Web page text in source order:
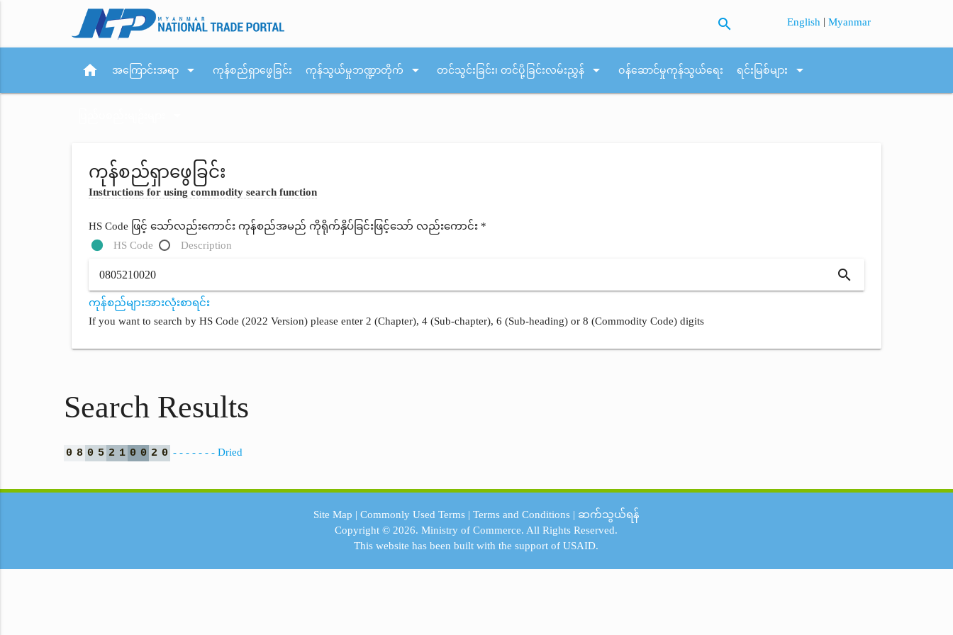
search English |Myanmar
home အကြောင်းအရာ arrow_drop_down ကုန်စည်ရှာဖွေခြင်း ကုန်သွယ်မှုဘဏ္ဍာတိုက် arrow_drop_down တင်သွင်းခြင်း၊ တင်ပို့ခြင်းလမ်းညွှန် arrow_drop_down ဝန်ဆောင်မှုကုန်သွယ်ရေး ရင်းမြစ်များ arrow_drop_down
ကုန်စည်ရှာဖွေခြင်း
Instructions for using commodity search function
HS Code ဖြင့် သော်လည်းကောင်း ကုန်စည်အမည် ကိုရိုက်နှိပ်ခြင်းဖြင့်သော် လည်းကောင်း *
HS Code
Description
search
ကုန်စည်များအားလုံးစာရင်း
If you want to search by HS Code (2022 Version) please enter 2 (Chapter), 4 (Sub-chapter), 6 (Sub-heading) or 8 (Commodity Code) digits
Search Results
0 8 0 5 2 1 0 0 2 0 - - - - - - - Dried
Site Map | Commonly Used Terms| Terms and Conditions| ဆက်သွယ်ရန်
Copyright © 2026.Ministry of Commerce. All Rights Reserved.
This website has been built with the support ofUSAID.